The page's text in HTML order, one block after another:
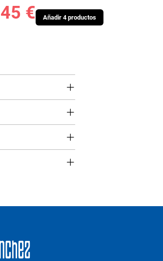
€ Añadir 4 productos